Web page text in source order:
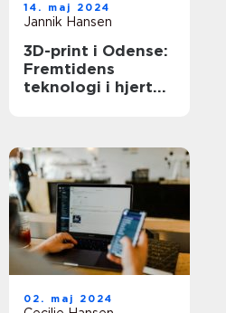
14. maj 2024
Jannik Hansen
3D-print i Odense:
Fremtidens
teknologi i hjertet
02. maj 2024